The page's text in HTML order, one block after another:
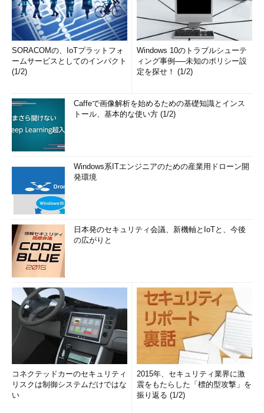
SORACOMの、IoTプラットフォ
ームサービスとしてのインパクト
(1/2)
Windows 10のトラブルシューテ
ィング事例──未知のポリシー設
定を探せ！ (1/2)
Caffeで画像解析を始めるための基礎知識とインス
トール、基本的な使い方 (1/2)
Windows系ITエンジニアのための産業用ドローン開
発環境
日本発のセキュリティ会議、新機軸とIoTと、今後
の広がりと
コネクテッドカーのセキュリティ
リスクは制御システムだけではな
い
2015年、セキュリティ業界に激
震をもたらした「標的型攻撃」を
振り返る (1/2)